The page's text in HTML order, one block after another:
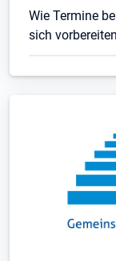
Wie Termine
sich